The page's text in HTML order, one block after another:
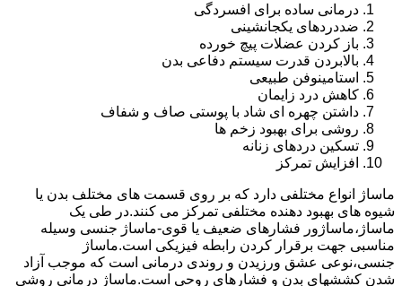
درمانی ساده برای افسردگی
ضددردهای یکجانشینی
باز کردن عضلات پیچ خورده
بالابردن قدرت سیستم دفاعی بدن
استامینوفن طبیعی
کاهش درد زایمان
داشتن چهره ای شاد با پوستی صاف و شفاف
روشی برای بهبود زخم ها
تسکین دردهای زنانه
افزایش تمرکز
ماساژ انواع مختلفی دارد که بر روی قسمت های مختلف بدن یا
شیوه های بهبود دهنده مختلفی تمرکز می کنند.در طی یک
ماساژ،ماساژور فشارهای ضعیف یا قوی-ماساژ جنسی وسیله
مناسبی جهت برقرار کردن رابطه فیزیکی است.ماساژ
جنسی،نوعی عشق ورزیدن و روندی درمانی است که موجب آزاد
شدن کششهای بدن و فشارهای روحی است.ماساژ درمانی روشی